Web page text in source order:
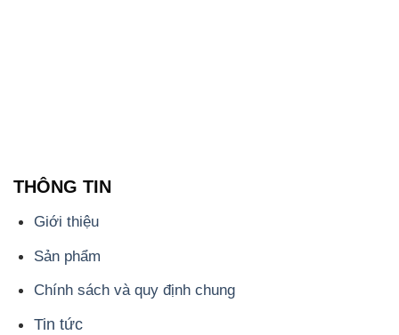
THÔNG TIN
Giới thiệu
Sản phẩm
Chính sách và quy định chung
Tin tức